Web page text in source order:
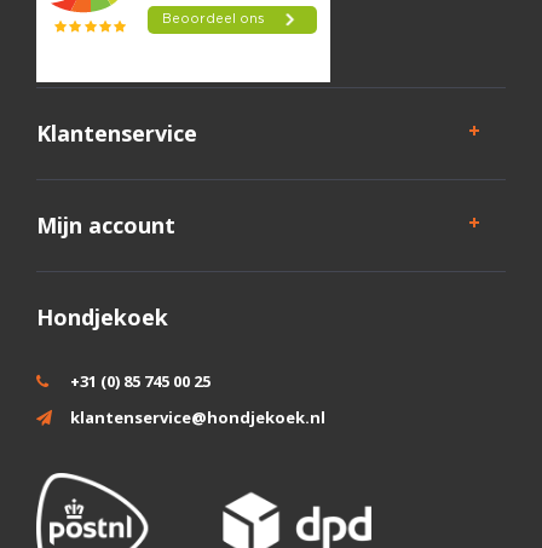
Klantenservice
Mijn account
Hondjekoek
+31 (0) 85 745 00 25
klantenservice@hondjekoek.nl